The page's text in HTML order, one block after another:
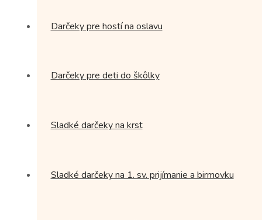
Darčeky pre hostí na oslavu
Darčeky pre deti do škôlky
Sladké darčeky na krst
Sladké darčeky na 1. sv. prijímanie a birmovku